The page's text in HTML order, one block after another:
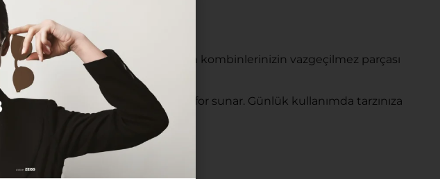
GÖZLÜĞÜ
hem klasik hem de modern kombinlerinizin vazgeçilmez parçası
yapısıyla gün boyu yüksek konfor sunar. Günlük kullanımda tarzınıza